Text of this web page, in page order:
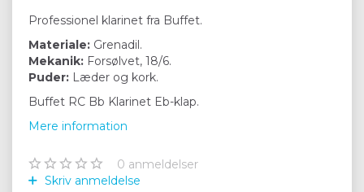
Professionel klarinet fra Buffet.
Materiale: Grenadil.
Mekanik: Forsølvet, 18/6.
Puder: Læder og kork.
Buffet RC Bb Klarinet Eb-klap.
Mere information
0 anmeldelser
Skriv anmeldelse